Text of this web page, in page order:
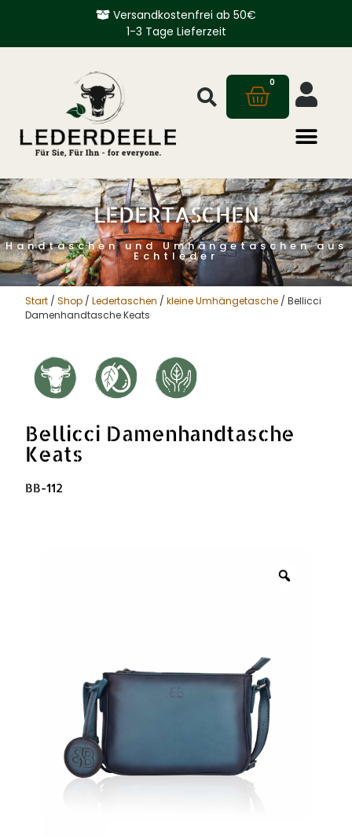
Versandkostenfrei ab 50€
1-3 Tage Lieferzeit
0
LEDERTASCHEN
Handtaschen und Umhängetaschen aus
Echtleder
Start /Shop /Ledertaschen /kleine Umhängetasche / Bellicci
Damenhandtasche Keats
Bellicci Damenhandtasche
Keats
BB-112